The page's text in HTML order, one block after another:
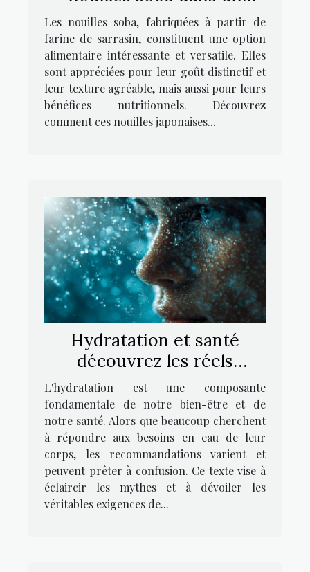
régime alimentaire
équilibré
Les nouilles soba, fabriquées à partir de
farine de sarrasin, constituent une option
alimentaire intéressante et versatile. Elles
sont appréciées pour leur goût distinctif et
leur texture agréable, mais aussi pour leurs
bénéfices nutritionnels. Découvrez
comment ces nouilles japonaises...
Hydratation et santé
découvrez les réels
besoins en eau de votre
corps
L'hydratation est une composante
fondamentale de notre bien-être et de
notre santé. Alors que beaucoup cherchent
à répondre aux besoins en eau de leur
corps, les recommandations varient et
peuvent prêter à confusion. Ce texte vise à
éclaircir les mythes et à dévoiler les
véritables exigences de...